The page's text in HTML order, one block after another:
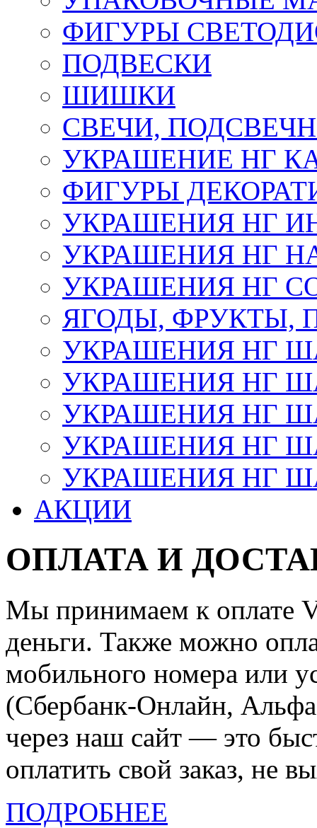
ФИГУРЫ
ПОДВЕСКИ
ШИШКИ
СВЕЧИ,
УКРАШЕНИЕ НГ
ФИГУРЫ
УКРАШЕНИЯ НГ
УКРАШЕНИЯ НГ
УКРАШЕНИЯ НГ
ЯГОДЫ, ФРУКТЫ,
УКРАШЕНИЯ НГ
УКРАШЕНИЯ НГ
УКРАШЕНИЯ НГ
УКРАШЕНИЯ НГ
УКРАШЕНИЯ НГ
АКЦИИ
ОПЛАТА И
Мы принимаем к оплате
деньги. Также можно
мобильного номера или
(Сбербанк-Онлайн,
через наш сайт — это
оплатить свой заказ, не
ПОДРОБНЕЕ